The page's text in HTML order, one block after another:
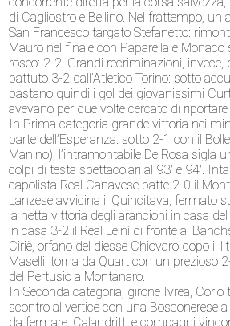
di Cagliostro e Bellino. Nel frattempo, un
San Francesco targato Stefanetto:
Mauro nel finale con Paparella e
roseo: 2-2. Grandi recriminazioni, invece,
battuto 3-2 dall’Atletico Torino: sotto
bastano quindi i gol dei giovanissimi
avevano per due volte cercato di
In Prima categoria grande vittoria nei
parte dell’Esperanza: sotto 2-1 con il
Manino), l’intramontabile De Rosa sigla
colpi di testa spettacolari al 93′ e 94′.
capolista Real Canavese batte 2-0 il
Lanzese avvicina il Quincitava, fermato
la netta vittoria degli arancioni in casa
in casa 3-2 il Real Leinì di fronte al
Ciriè, orfano del diesse Chiovaro dopo il
Maselli, torna da Quart con un prezioso
del Pertusio a Montanaro.
In Seconda categoria, girone Ivrea,
scontro al vertice con una Bosconerese
da fermare: Calandritti e compagni